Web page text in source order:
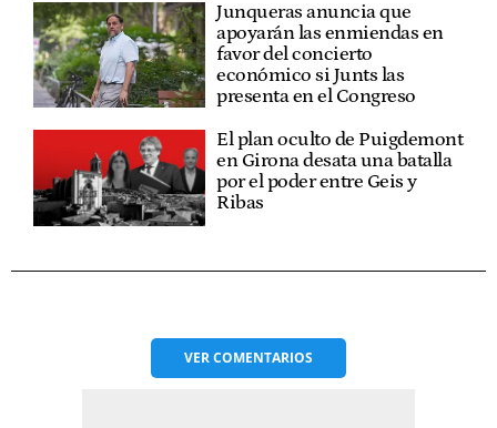
Junqueras anuncia que
apoyarán las enmiendas en
favor del concierto
económico si Junts las
presenta en el Congreso
El plan oculto de Puigdemont
en Girona desata una batalla
por el poder entre Geis y
Ribas
VERCOMENTARIOS